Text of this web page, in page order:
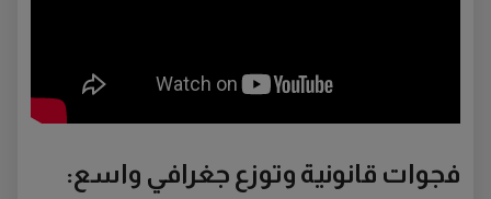
فجوات قانونية وتوزع جغرافي واسع: